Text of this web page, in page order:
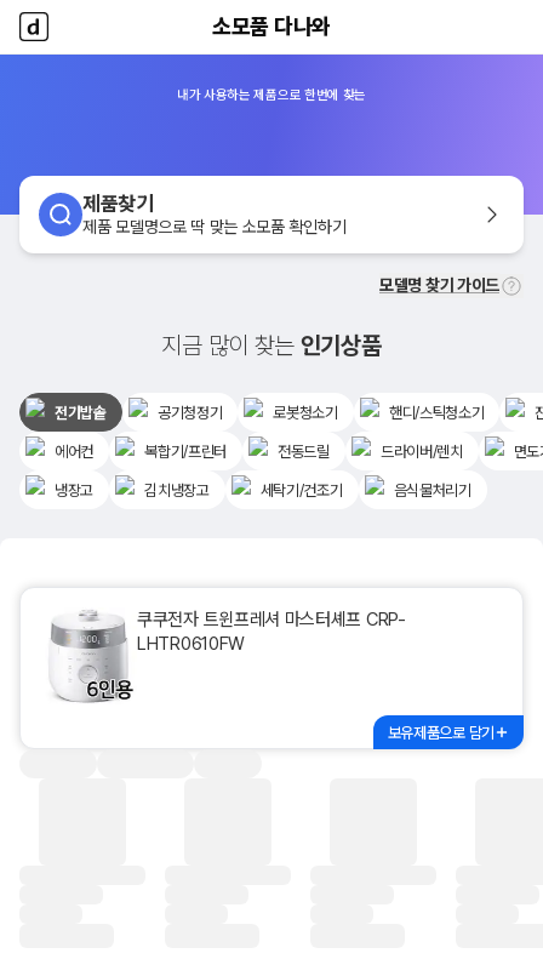
소모품 다나와
홈
소모품 다나와
내가 사용하는 제품으로 한번에 찾는
제품찾기
제품 모델명으로 딱 맞는 소모품 확인하기
모델명 찾기 가이드
지금 많이 찾는 인기상품
전기밥솥 공기청정기 로봇청소기 핸디/스틱청소기
에어컨 복합기/프린터 전동드릴 드라이버/렌치 면도
냉장고 김치냉장고 세탁기/건조기 음식물처리기
쿠쿠전자 트윈프레셔 마스터셰프 CRP-
LHTR0610FW
보유제품으로 담기